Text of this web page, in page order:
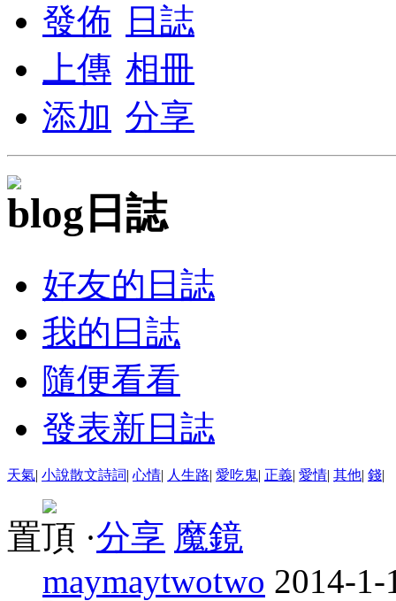
發佈
日誌
上傳 相冊
添加 分享
日誌
好友的日誌
我的日誌
隨便看看
發表新日誌
天氣| 小說散文詩詞| 心情| 人生路| 愛吃鬼| 正義| 愛情| 其他| 錢|
置頂 ·分享 魔鏡
maymaytwotwo 2014-1-